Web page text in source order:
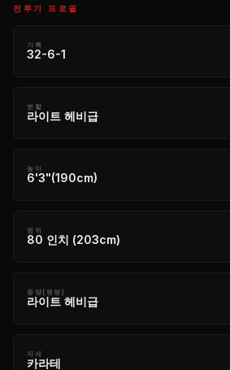
전투기 프로필
기록
32-6-1
분할
라이트 헤비급
높이
6'3"(190cm)
범위
80 인치 (203cm)
중량(평량)
라이트 헤비급
자세
카라테